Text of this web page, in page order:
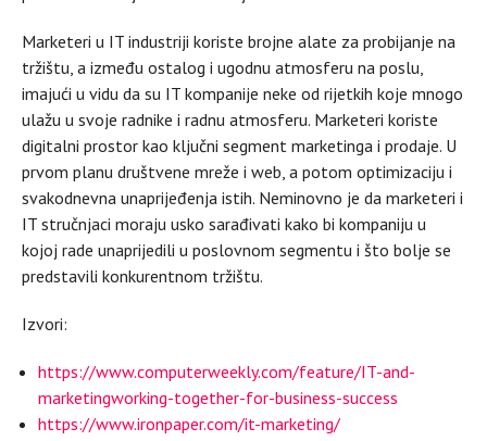
Marketeri u IT industriji koriste brojne alate za probijanje na
tržištu, a između ostalog i ugodnu atmosferu na poslu,
imajući u vidu da su IT kompanije neke od rijetkih koje mnogo
ulažu u svoje radnike i radnu atmosferu. Marketeri koriste
digitalni prostor kao ključni segment marketinga i prodaje. U
prvom planu društvene mreže i web, a potom optimizaciju i
svakodnevna unaprijeđenja istih. Neminovno je da marketeri i
IT stručnjaci moraju usko sarađivati kako bi kompaniju u
kojoj rade unaprijedili u poslovnom segmentu i što bolje se
predstavili konkurentnom tržištu.
Izvori:
https://www.computerweekly.com/feature/IT-and-
marketingworking-together-for-business-success
https://www.ironpaper.com/it-marketing/